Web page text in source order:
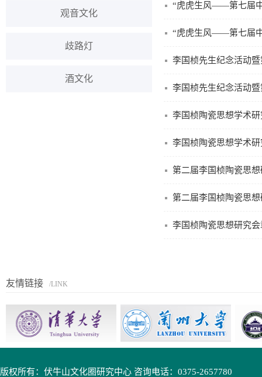
观音文化
歧路灯
酒文化
“虎虎生风——第七届
“虎虎生风——第七届
李国桢先生纪念活动
李国桢先生纪念活动
李国桢陶瓷思想学术
李国桢陶瓷思想学术
第二届李国桢陶瓷思
第二届李国桢陶瓷思
李国桢陶瓷思想研究会
友情链接 /LINK
版权所有：伏牛山文化圈研究中心 咨询电话：0375-2657780